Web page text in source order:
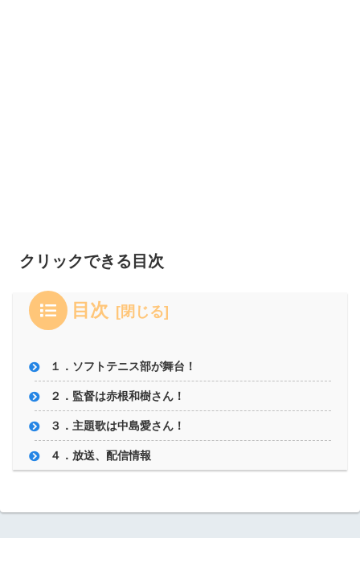
クリックできる目次
目次
１．ソフトテニス部が舞台！
２．監督は赤根和樹さん！
３．主題歌は中島愛さん！
４．放送、配信情報